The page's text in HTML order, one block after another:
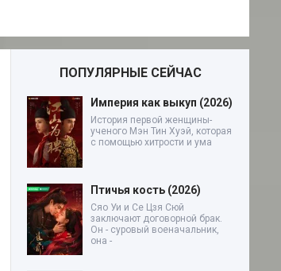
ПОПУЛЯРНЫЕ СЕЙЧАС
Империя как выкуп (2026)
История первой женщины-
ученого Мэн Тин Хуэй, которая
с помощью хитрости и ума
Птичья кость (2026)
Сяо Уи и Се Цзя Сюй
заключают договорной брак.
Он - суровый военачальник,
она -